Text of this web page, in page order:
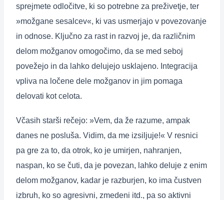
sprejmete odločitve, ki so potrebne za preživetje, ter
»možgane sesalcev«, ki vas usmerjajo v povezovanje
in odnose. Ključno za rast in razvoj je, da različnim
delom možganov omogočimo, da se med seboj
povežejo in da lahko delujejo usklajeno. Integracija
vpliva na ločene dele možganov in jim pomaga
delovati kot celota.
Včasih starši rečejo: »Vem, da že razume, ampak
danes ne posluša. Vidim, da me izsiljuje!« V resnici
pa gre za to, da otrok, ko je umirjen, nahranjen,
naspan, ko se čuti, da je povezan, lahko deluje z enim
delom možganov, kadar je razburjen, ko ima čustven
izbruh, ko so agresivni, zmedeni itd., pa so aktivni